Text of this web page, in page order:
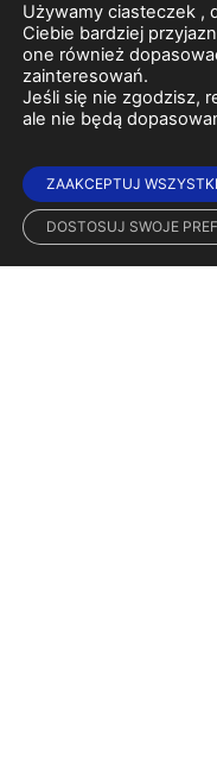
Używamy ciasteczek ,
Ciebie bardziej
one również
zainteresowań.
Jeśli się nie zgodzisz,
ale nie będą
ZAAKCEPTUJ
DOSTOSUJ SWOJE